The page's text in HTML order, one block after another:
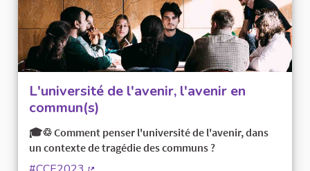
L'université de l'avenir, l'avenir en
commun(s)
🎓♲ Comment penser l'université de l'avenir, dans
un contexte de tragédie des communs ?